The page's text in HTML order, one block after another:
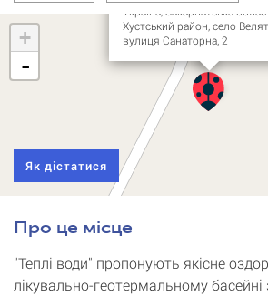
Україна, Закарпатська
Хустський район, село
вулиця Санаторна, 2
+
-
Як дістатися
Про це місце
"Теплі води" пропонують якісне
лікувально-геотермальному